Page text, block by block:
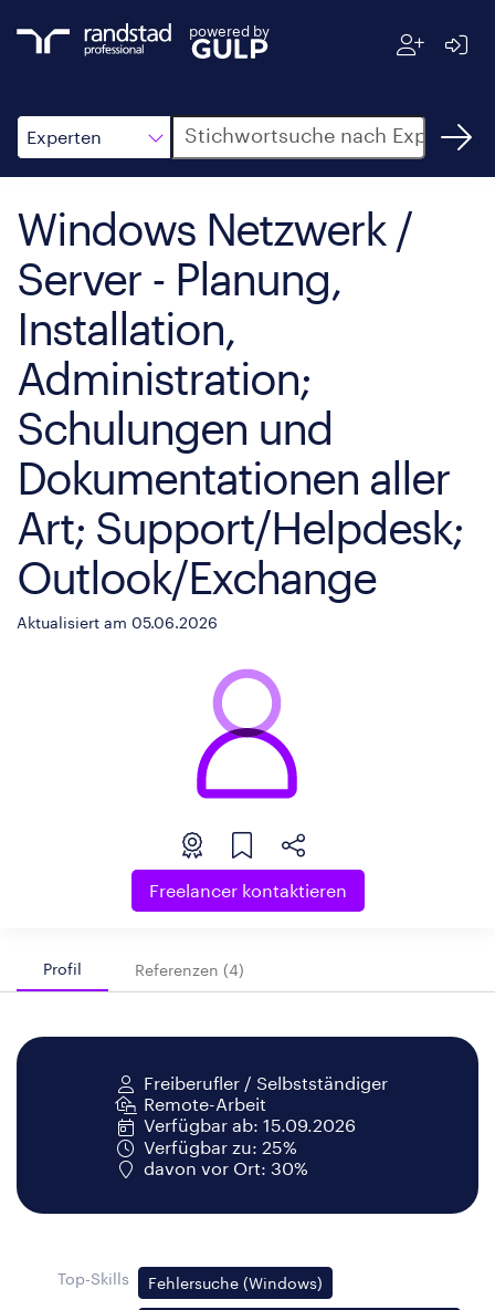
powered by
Experten
Suche
Windows Netzwerk /
Server - Planung,
Installation,
Administration;
Schulungen und
Dokumentationen aller
Art; Support/Helpdesk;
Outlook/Exchange
Aktualisiert am 05.06.2026
Freelancer kontaktieren
Profil Referenzen (4)
Freiberufler / Selbstständiger
Remote-Arbeit
Verfügbar ab: 15.09.2026
Verfügbar zu: 25%
davon vor Ort: 30%
Top-Skills Fehlersuche (Windows)